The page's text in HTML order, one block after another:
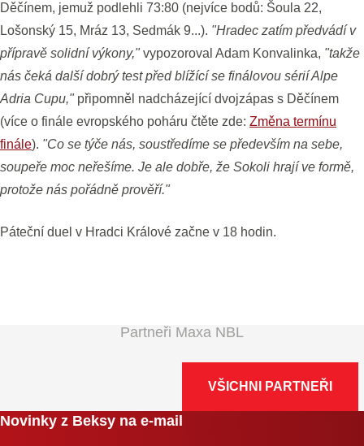
Děčínem, jemuž podlehli 73:80 (nejvíce bodů: Šoula 22,
Lošonský 15, Mráz 13, Sedmák 9...). "Hradec zatím předvádí v
přípravě solidní výkony,"vypozoroval Adam Konvalinka, "takže
nás čeká další dobrý test před blížící se finálovou sérií Alpe
Adria Cupu,"připomněl nadcházející dvojzápas s Děčínem
(více o finále evropského poháru čtěte zde: Změna termínu
finále). "Co se týče nás, soustředíme se především na sebe,
soupeře moc neřešíme. Je ale dobře, že Sokoli hrají ve formě,
protože nás pořádně prověří."
Páteční duel v Hradci Králové začne v 18 hodin.
Partneři Maxa NBL
VŠICHNI PARTNEŘI
Novinky z Beksy na e-mail